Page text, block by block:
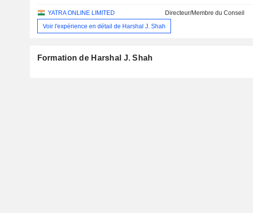
YATRA ONLINE LIMITED Directeur/Membre du Conseil
Voir l'expérience en détail de Harshal J. Shah
Formation de Harshal J. Shah